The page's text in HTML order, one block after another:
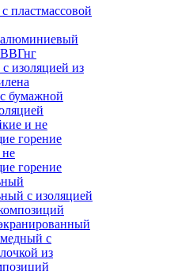
пластмассовой
алюминиевый
ВВГнг
изоляцией из
бумажной
и не
горение
горение
с изоляцией
с
из